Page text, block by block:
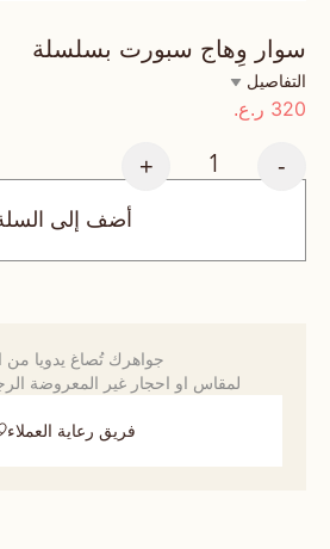
سوار وِهاج سبورت بسلسلة
التفاصيل
320 ر.ع.
-
+
أضف إلى
جواهرك تُصاغ يدويا من
لمقاس او احجار غير المعروضة
فريق رعاية العملاء